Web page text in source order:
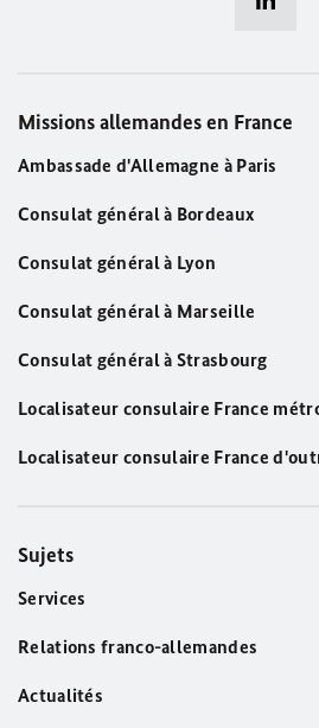
Missions allemandes en France
Ambassade d'Allemagne à Paris
Consulat général à Bordeaux
Consulat général à Lyon
Consulat général à Marseille
Consulat général à Strasbourg
Localisateur consulaire France
Localisateur consulaire France
Sujets
Services
Relations franco-allemandes
Actualités